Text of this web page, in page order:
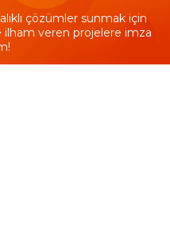
çözümler sunmak için
ilham veren projelere imza